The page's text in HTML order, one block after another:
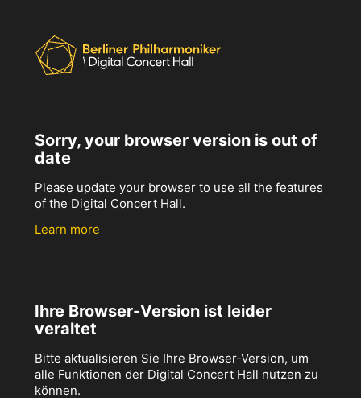
Sorry, your browser version is out of
date
Please update your browser to use all the features
of the Digital Concert Hall.
Learn more
Ihre Browser-Version ist leider
veraltet
Bitte aktualisieren Sie Ihre Browser-Version, um
alle Funktionen der Digital Concert Hall nutzen zu
können.